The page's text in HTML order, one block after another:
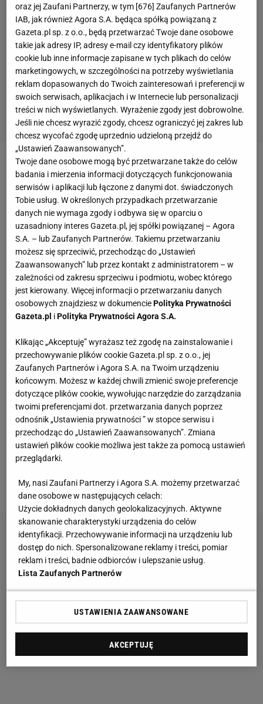
Od pierwszych startów Francuzki minęły 32 lata. Pod
koniec tygodnia artykuły z jej nazwiskiem na
kolumnach kolarskich europejskich gazet i portali
przyćmiły nawet poważne debaty nad zbliżającym
się Tour de France. Longo, która na co dzień wiedzie
spokojne życie pani profesor od matematyki,
zdobyła 58. tytuł mistrza kraju. Jest 13-krotną
mistrzynią świata, ma cztery medale olimpijskie oraz
blisko 1000 zwycięstw w wyścigach. W Pekinie
otarła się o podium w indywidualnej czasówce,
dlatego chce wystartować na igrzyskach w
Londynie, które byłyby jej ósmymi w karierze.
- Nie widzę przeciwwskazań - mówi dr Robert
Pietruszyński, kardiolog
polskich olimpijczyków. -
Jeśli organizm nie buntuje się, nie można mu
przeszkadzać. Jeśli głowa chce do raju, nogi i ręce
też podołają. Ważna jest psychika, jeśli ona podoła,
młody sportowiec ma dość, jest wypalony.
oraz jej Zaufani Partnerzy, w tym [676] Zaufanych Partnerów
IAB, jak również Agora S.A. będąca spółką powiązaną z
Gazeta.pl sp. z o.o., będą przetwarzać Twoje dane osobowe
takie jak adresy IP, adresy e-mail czy identyfikatory plików
cookie lub inne informacje zapisane w tych plikach do celów
marketingowych, w szczególności na potrzeby wyświetlania
reklam dopasowanych do Twoich zainteresowań i preferencji w
swoich serwisach, aplikacjach i w Internecie lub personalizacji
treści w nich wyświetlanych. Wyrażenie zgody jest dobrowolne.
Jeśli nie chcesz wyrazić zgody, chcesz ograniczyć jej zakres lub
chcesz wycofać zgodę uprzednio udzieloną przejdź do
„Ustawień Zaawansowanych”.
Twoje dane osobowe mogą być przetwarzane także do celów
badania i mierzenia informacji dotyczących funkcjonowania
serwisów i aplikacji lub łączone z danymi dot. świadczonych
Tobie usług. W określonych przypadkach przetwarzanie
danych nie wymaga zgody i odbywa się w oparciu o
uzasadniony interes Gazeta.pl, jej spółki powiązanej – Agora
S.A. – lub Zaufanych Partnerów. Takiemu przetwarzaniu
możesz się sprzeciwić, przechodząc do „Ustawień
Zaawansowanych” lub przez kontakt z administratorem – w
zależności od zakresu sprzeciwu i podmiotu, wobec którego
jest kierowany. Więcej informacji o przetwarzaniu danych
osobowych znajdziesz w dokumenciePolityka Prywatności
Gazeta.pl iPolityka Prywatności Agora S.A.
Klikając „Akceptuję” wyrażasz też zgodę na zainstalowanie i
przechowywanie plików cookie Gazeta.pl sp. z o.o., jej
Zaufanych Partnerów i Agora S.A. na Twoim urządzeniu
końcowym. Możesz w każdej chwili zmienić swoje preferencje
dotyczące plików cookie, wywołując narzędzie do zarządzania
twoimi preferencjami dot. przetwarzania danych poprzez
odnośnik „Ustawienia prywatności ” w stopce serwisu i
przechodząc do „Ustawień Zaawansowanych”. Zmiana
ustawień plików cookie możliwa jest także za pomocą ustawień
przeglądarki.
My, nasi Zaufani Partnerzy i Agora S.A. możemy przetwarzać
dane osobowe w następujących celach:
Użycie dokładnych danych geolokalizacyjnych. Aktywne
skanowanie charakterystyki urządzenia do celów
identyfikacji. Przechowywanie informacji na urządzeniu lub
dostęp do nich. Spersonalizowane reklamy i treści, pomiar
reklam i treści, badnie odbiorców i ulepszanie usług.
Lista Zaufanych Partnerów
USTAWIENIA ZAAWANSOWANE
AKCEPTUJĘ